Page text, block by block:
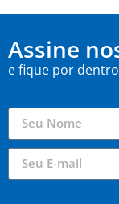
Assine
e fique por